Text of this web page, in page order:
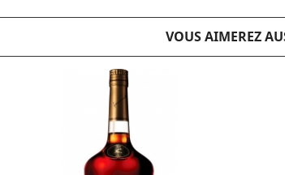
VOUS AIMEREZ